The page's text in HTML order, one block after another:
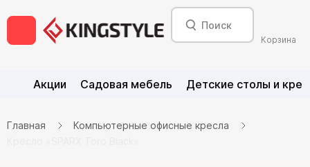
Корзина
Акции Садовая мебель Детские столы и
Главная
Компьютерные офисные кресла